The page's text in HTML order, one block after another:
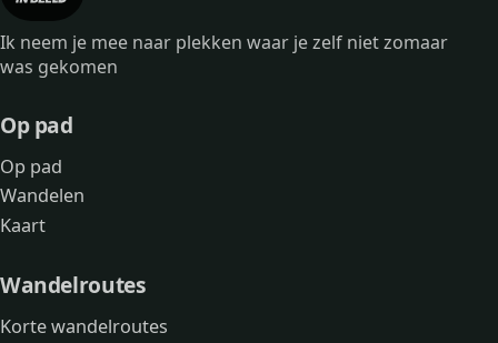
Ik neem je mee naar plekken waar je zelf niet zomaar
was gekomen
Op pad
Op pad
Wandelen
Kaart
Wandelroutes
Korte wandelroutes